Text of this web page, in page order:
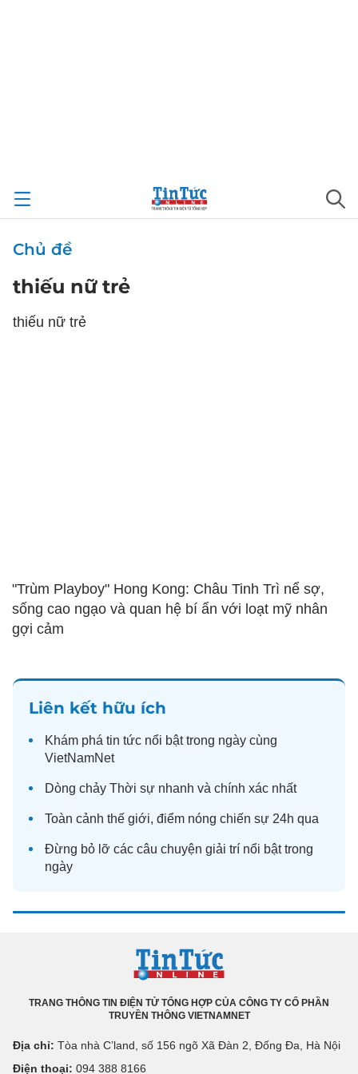
Chủ đề
thiếu nữ trẻ
thiếu nữ trẻ
"Trùm Playboy" Hong Kong: Châu Tinh Trì nể sợ,
sống cao ngạo và quan hệ bí ẩn với loạt mỹ nhân
gợi cảm
Liên kết hữu ích
Khám phá tin tức nổi bật trong ngày cùng
VietNamNet
Dòng chảy Thời sự nhanh và chính xác nhất
Toàn cảnh thế giới, điểm nóng chiến sự 24h qua
Đừng bỏ lỡ các câu chuyện giải trí nổi bật trong
ngày
TRANG THÔNG TIN ĐIỆN TỬ TỔNG HỢP CỦA CÔNG TY CỔ PHẦN
TRUYỀN THÔNG VIETNAMNET
Địa chỉ: Tòa nhà C’land, số 156 ngõ Xã Đàn 2, Đống Đa, Hà Nội
Điện thoại: 094 388 8166